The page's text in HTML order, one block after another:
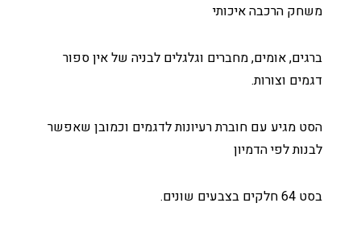
משחק הרכבה איכותי
ברגים, אומים, מחברים וגלגלים לבניה של אין ספור
דגמים וצורות.
הסט מגיע עם חוברת רעיונות לדגמים וכמובן שאפשר
לבנות לפי הדמיון
בסט 64 חלקים בצבעים שונים.